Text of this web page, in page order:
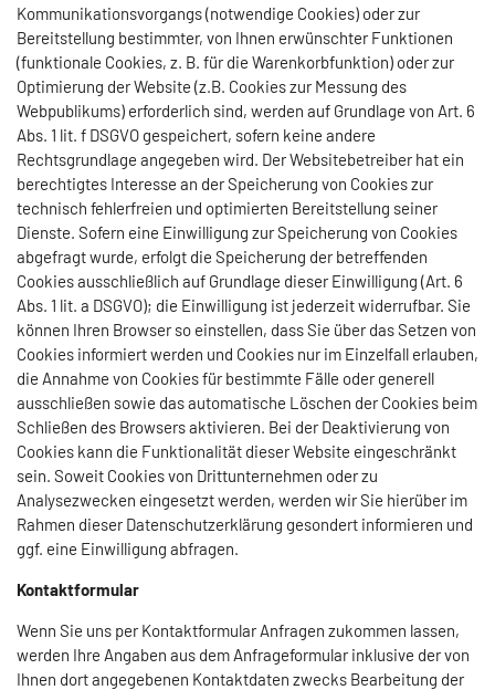
Kommunikationsvorgangs (notwendige Cookies) oder zur
Bereitstellung bestimmter, von Ihnen erwünschter Funktionen
(funktionale Cookies, z. B. für die Warenkorbfunktion) oder zur
Optimierung der Website (z.B. Cookies zur Messung des
Webpublikums) erforderlich sind, werden auf Grundlage von Art. 6
Abs. 1 lit. f DSGVO gespeichert, sofern keine andere
Rechtsgrundlage angegeben wird. Der Websitebetreiber hat ein
berechtigtes Interesse an der Speicherung von Cookies zur
technisch fehlerfreien und optimierten Bereitstellung seiner
Dienste. Sofern eine Einwilligung zur Speicherung von Cookies
abgefragt wurde, erfolgt die Speicherung der betreffenden
Cookies ausschließlich auf Grundlage dieser Einwilligung (Art. 6
Abs. 1 lit. a DSGVO); die Einwilligung ist jederzeit widerrufbar. Sie
können Ihren Browser so einstellen, dass Sie über das Setzen von
Cookies informiert werden und Cookies nur im Einzelfall erlauben,
die Annahme von Cookies für bestimmte Fälle oder generell
ausschließen sowie das automatische Löschen der Cookies beim
Schließen des Browsers aktivieren. Bei der Deaktivierung von
Cookies kann die Funktionalität dieser Website eingeschränkt
sein. Soweit Cookies von Drittunternehmen oder zu
Analysezwecken eingesetzt werden, werden wir Sie hierüber im
Rahmen dieser Datenschutzerklärung gesondert informieren und
ggf. eine Einwilligung abfragen.
Kontaktformular
Wenn Sie uns per Kontaktformular Anfragen zukommen lassen,
werden Ihre Angaben aus dem Anfrageformular inklusive der von
Ihnen dort angegebenen Kontaktdaten zwecks Bearbeitung der